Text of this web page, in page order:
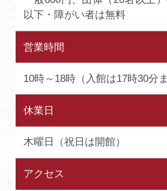
以下・障がい者は無料
営業時間
10時～18時（入館は17時30分ま
休業日
木曜日（祝日は開館）
アクセス